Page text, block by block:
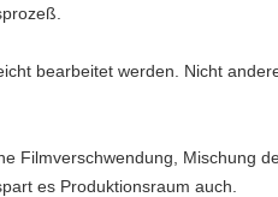
bearbeitet werden. Nicht
Filmverschwendung, Mischung
es Produktionsraum auch.